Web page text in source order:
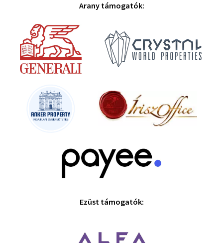
Arany támogatók:
Ezüst támogatók: